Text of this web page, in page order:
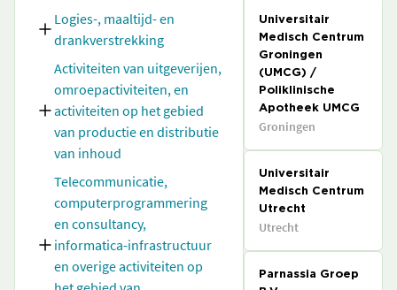
Logies-, maaltijd- en
drankverstrekking
Activiteiten van uitgeverijen,
omroepactiviteiten, en
activiteiten op het gebied
van productie en distributie
van inhoud
Telecommunicatie,
computerprogrammering
en consultancy,
informatica-infrastructuur
en overige activiteiten op
Universitair
Medisch Centrum
Groningen
(UMCG) /
Poliklinische
Apotheek UMCG
Groningen
Universitair
Medisch Centrum
Utrecht
Utrecht
Parnassia Groep